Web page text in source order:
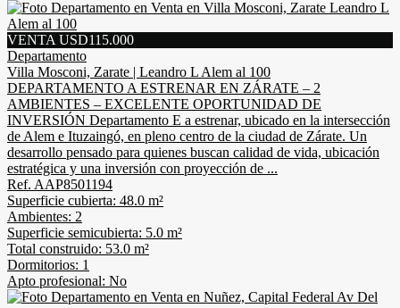
VENTA USD115.000
Departamento
Villa Mosconi, Zarate | Leandro L Alem al 100
DEPARTAMENTO A ESTRENAR EN ZÁRATE – 2
AMBIENTES – EXCELENTE OPORTUNIDAD DE
INVERSIÓN Departamento E a estrenar, ubicado en la intersección
de Alem e Ituzaingó, en pleno centro de la ciudad de Zárate. Un
desarrollo pensado para quienes buscan calidad de vida, ubicación
estratégica y una inversión con proyección de ...
Ref. AAP8501194
Superficie cubierta: 48.0 m²
Ambientes: 2
Superficie semicubierta: 5.0 m²
Total construido: 53.0 m²
Dormitorios: 1
Apto profesional: No